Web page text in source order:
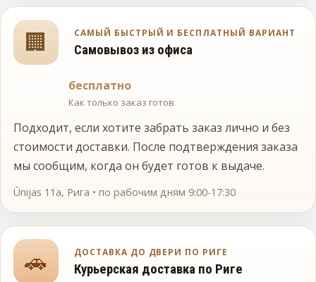
🏢 САМЫЙ БЫСТРЫЙ И БЕСПЛАТНЫЙ ВАРИАНТ
Самовывоз из офиса
бесплатно
Как только заказ готов
Подходит, если хотите забрать заказ лично и без
стоимости доставки. После подтверждения заказа
мы сообщим, когда он будет готов к выдаче.
Ūnijas 11a, Рига • по рабочим дням 9:00-17:30
🚗 ДОСТАВКА ДО ДВЕРИ ПО РИГЕ
Курьерская доставка по Риге